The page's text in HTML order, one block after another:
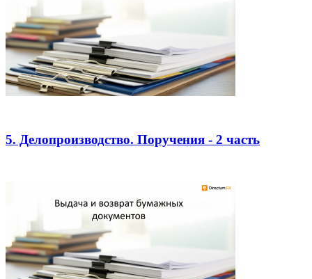
5. Делопроизводство. Поручения - 2 часть